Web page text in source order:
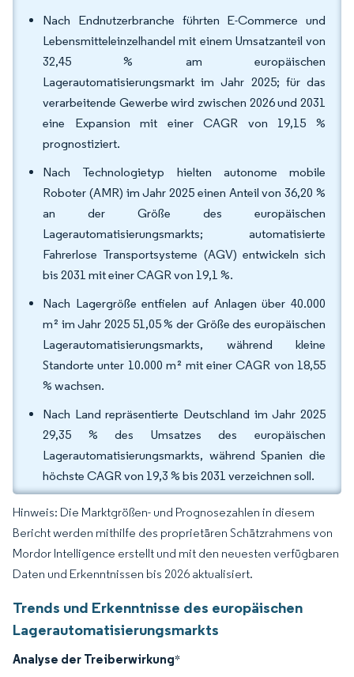
Nach Endnutzerbranche führten E-Commerce und
Lebensmitteleinzelhandel mit einem Umsatzanteil von
32,45 % am europäischen
Lagerautomatisierungsmarkt im Jahr 2025; für das
verarbeitende Gewerbe wird zwischen 2026 und 2031
eine Expansion mit einer CAGR von 19,15 %
prognostiziert.
Nach Technologietyp hielten autonome mobile
Roboter (AMR) im Jahr 2025 einen Anteil von 36,20 %
an der Größe des europäischen
Lagerautomatisierungsmarkts; automatisierte
Fahrerlose Transportsysteme (AGV) entwickeln sich
bis 2031 mit einer CAGR von 19,1 %.
Nach Lagergröße entfielen auf Anlagen über 40.000
m² im Jahr 2025 51,05 % der Größe des europäischen
Lagerautomatisierungsmarkts, während kleine
Standorte unter 10.000 m² mit einer CAGR von 18,55
% wachsen.
Nach Land repräsentierte Deutschland im Jahr 2025
29,35 % des Umsatzes des europäischen
Lagerautomatisierungsmarkts, während Spanien die
höchste CAGR von 19,3 % bis 2031 verzeichnen soll.
Hinweis: Die Marktgrößen- und Prognosezahlen in diesem
Bericht werden mithilfe des proprietären Schätzrahmens von
Mordor Intelligence erstellt und mit den neuesten verfügbaren
Daten und Erkenntnissen bis 2026 aktualisiert.
Trends und Erkenntnisse des europäischen
Lagerautomatisierungsmarkts
Analyse der Treiberwirkung*